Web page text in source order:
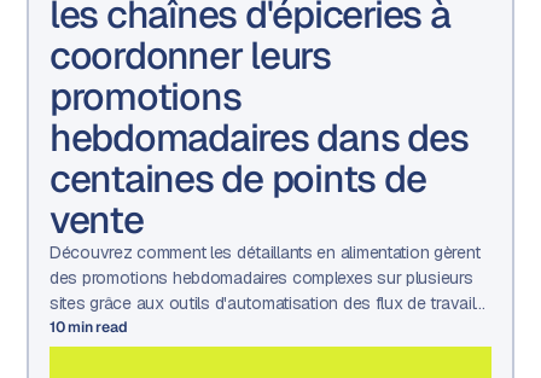
les chaînes d'épiceries à
coordonner leurs
promotions
hebdomadaires dans des
centaines de points de
vente
Découvrez comment les détaillants en alimentation gèrent
des promotions hebdomadaires complexes sur plusieurs
sites grâce aux outils d'automatisation des flux de travail
marketing, de gestion des actifs et d'approbation
d'Aproove.
10min read